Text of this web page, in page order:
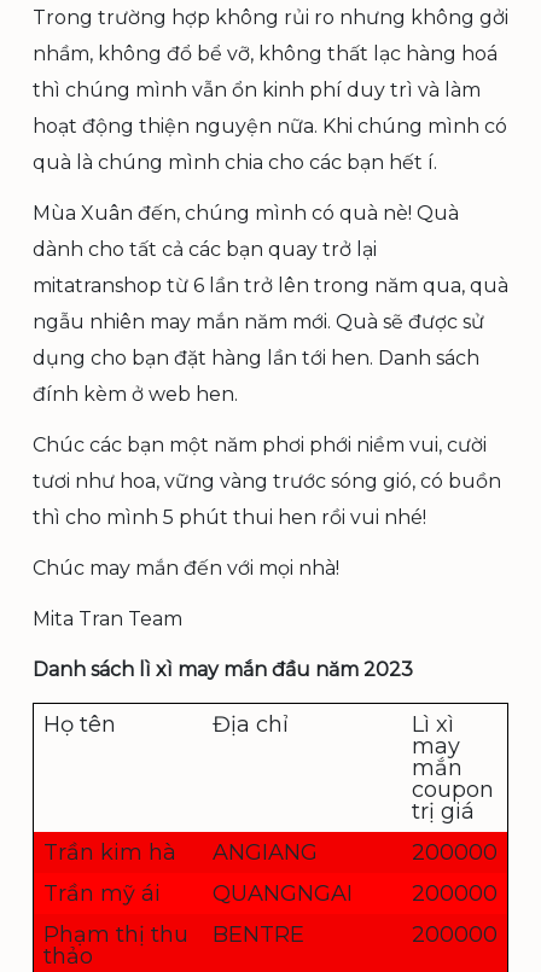
Trong trường hợp không rủi ro nhưng không gởi
nhầm, không đổ bể vỡ, không thất lạc hàng hoá
thì chúng mình vẫn ổn kinh phí duy trì và làm
hoạt động thiện nguyện nữa. Khi chúng mình có
quà là chúng mình chia cho các bạn hết í.
Mùa Xuân đến, chúng mình có quà nè! Quà
dành cho tất cả các bạn quay trở lại
mitatranshop từ 6 lần trở lên trong năm qua, quà
ngẫu nhiên may mắn năm mới. Quà sẽ được sử
dụng cho bạn đặt hàng lần tới hen. Danh sách
đính kèm ở web hen.
Chúc các bạn một năm phơi phới niềm vui, cười
tươi như hoa, vững vàng trước sóng gió, có buồn
thì cho mình 5 phút thui hen rồi vui nhé!
Chúc may mắn đến với mọi nhà!
Mita Tran Team
Danh sách lì xì may mắn đầu năm 2023
Họ tên Địa chỉ
Lì xì
may
mắn
coupon
trị giá
Trần kim hà
ANGIANG
200000
Trần mỹ ái
QUANGNGAI
200000
Phạm thị thu
thảo
BENTRE 200000